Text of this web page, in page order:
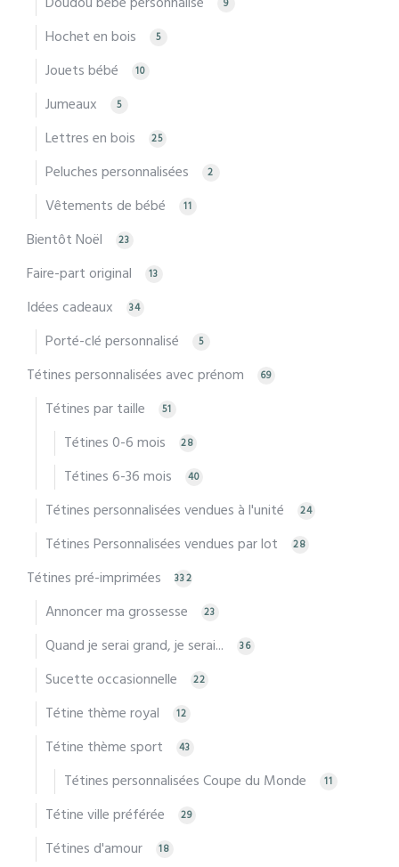
9
Hochet en bois 5
Jouets bébé 10
Jumeaux 5
Lettres en bois 25
Peluches personnalisées 2
Vêtements de bébé 11
Bientôt Noël 23
Faire-part original 13
Idées cadeaux 34
Porté-clé personnalisé 5
Tétines personnalisées avec prénom 69
Tétines par taille 51
Tétines 0-6 mois 28
Tétines 6-36 mois 40
Tétines personnalisées vendues à l'unité 24
Tétines Personnalisées vendues par lot 28
Tétines pré-imprimées 332
Annoncer ma grossesse 23
Quand je serai grand, je serai... 36
Sucette occasionnelle 22
Tétine thème royal 12
Tétine thème sport 43
Tétines personnalisées Coupe du Monde 11
Tétine ville préférée 29
Tétines d'amour 18